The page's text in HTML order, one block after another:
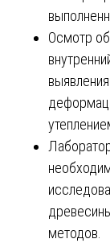
Осмотр
методов.